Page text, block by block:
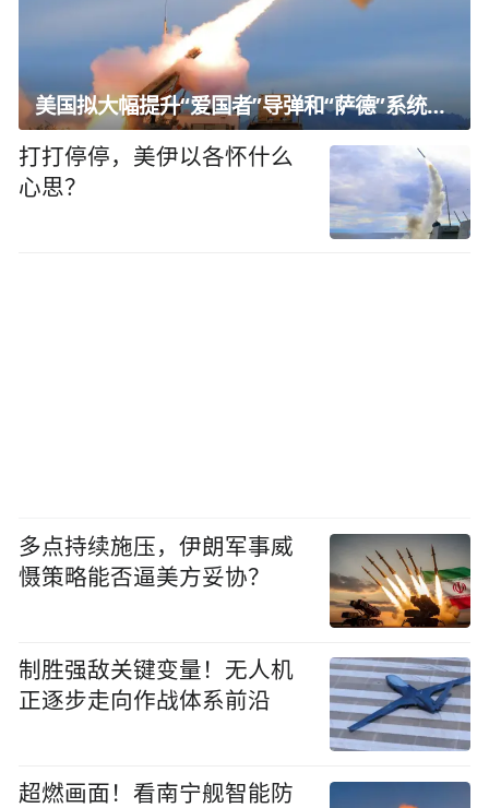
美国拟大幅提升“爱国者”导弹和“萨德”系统产能
打打停停，美伊以各怀什么
心思？
多点持续施压，伊朗军事威
慑策略能否逼美方妥协？
制胜强敌关键变量！无人机
正逐步走向作战体系前沿
超燃画面！看南宁舰智能防